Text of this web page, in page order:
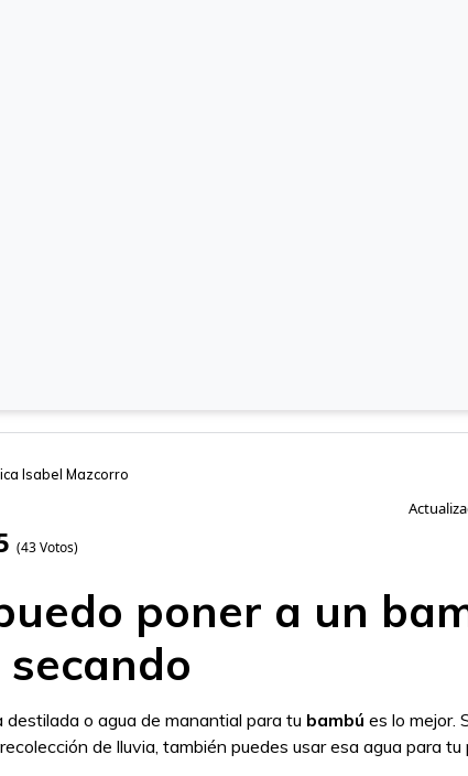
Isabel Mazcorro
(43 Votos)
poner a un
destilada o agua de manantial para tu bambú es lo mejor.
de lluvia, también puedes usar esa agua para tu